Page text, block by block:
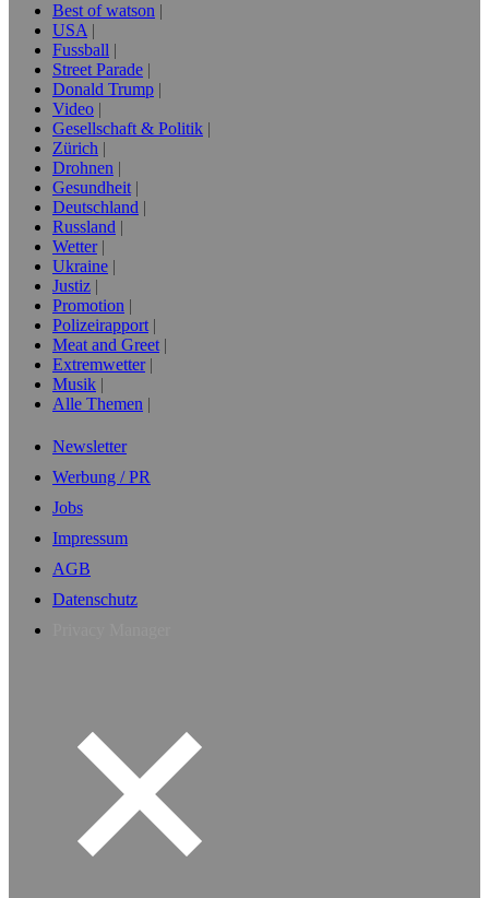
Best of watson
USA
Fussball
Street Parade
Donald Trump
Video
Gesellschaft & Politik
Zürich
Drohnen
Gesundheit
Deutschland
Russland
Wetter
Ukraine
Justiz
Promotion
Polizeirapport
Meat and Greet
Extremwetter
Musik
Alle Themen
Newsletter
Werbung / PR
Jobs
Impressum
AGB
Datenschutz